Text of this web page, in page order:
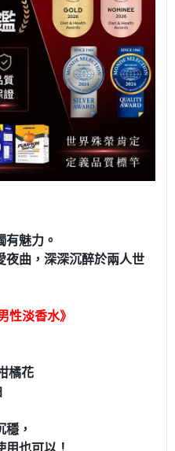
有魅力。
夜曲，深深沉醉於兩人世
性淡香水》
橘花
，